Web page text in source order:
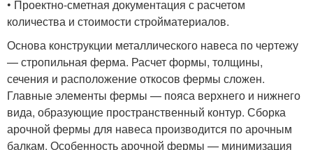
• Проектно-сметная документация с расчетом
количества и стоимости стройматериалов.
Основа конструкции металлического навеса по чертежу
— стропильная ферма. Расчет формы, толщины,
сечения и расположение откосов фермы сложен.
Главные элементы фермы — пояса верхнего и нижнего
вида, образующие пространственный контур. Сборка
арочной фермы для навеса производится по арочным
балкам. Особенность арочной фермы — минимизация